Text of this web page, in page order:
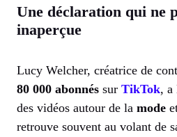
Une déclaration qui ne
inaperçue
Lucy Welcher, créatrice de
80 000 abonnés sur TikTok, a
des vidéos autour de la mode
retrouve souvent au volant de